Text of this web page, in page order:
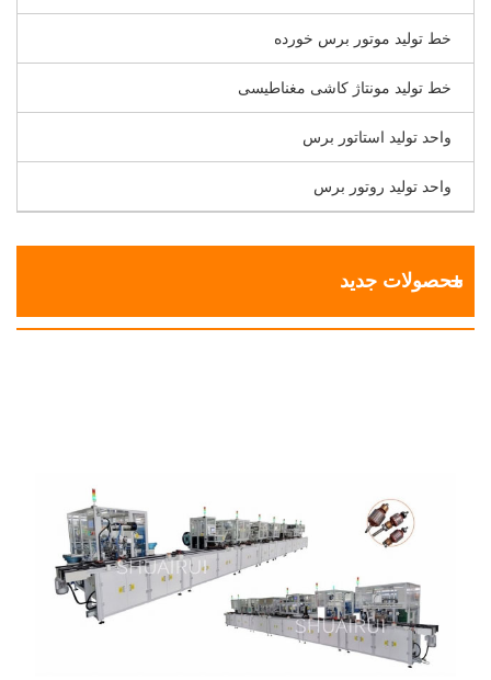
خط تولید موتور برس خورده
خط تولید مونتاژ کاشی مغناطیسی
واحد تولید استاتور برس
واحد تولید روتور برس
محصولات جدید